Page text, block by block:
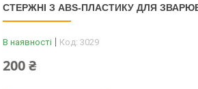
СТЕРЖНІ З ABS-ПЛАСТИКУ ДЛЯ
В наявності Код: 3029
200 ₴